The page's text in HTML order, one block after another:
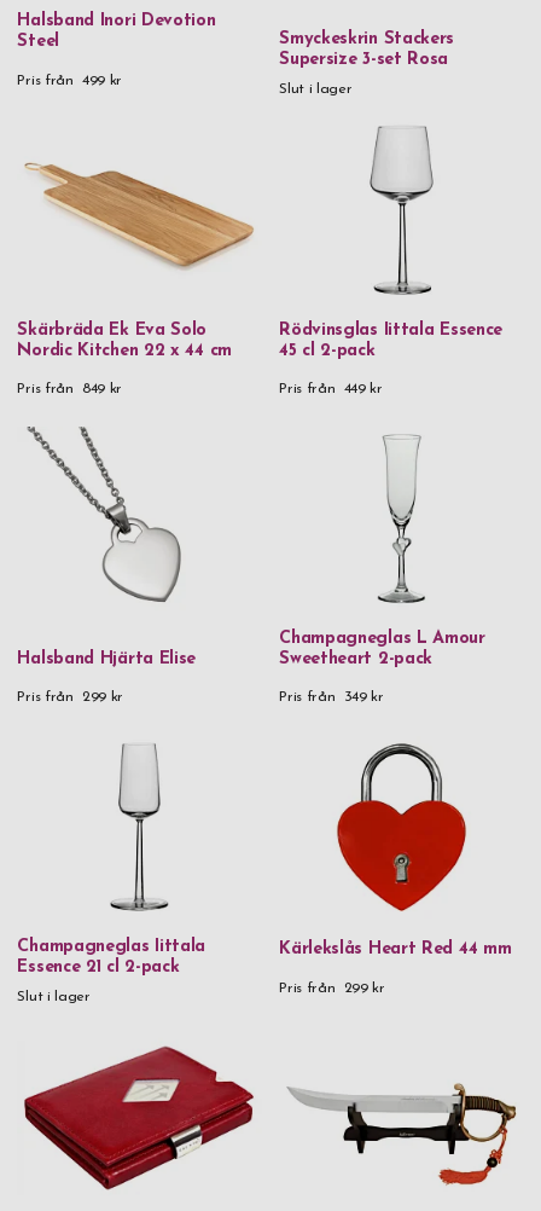
Halsband Inori Devotion
Steel
Pris från 499 kr
Smyckeskrin Stackers
Supersize 3-set Rosa
Slut i lager
Skärbräda Ek Eva Solo
Nordic Kitchen 22 x 44 cm
Pris från 849 kr
Rödvinsglas Iittala Essence
45 cl 2-pack
Pris från 449 kr
Halsband Hjärta Elise
Pris från 299 kr
Champagneglas L Amour
Sweetheart 2-pack
Pris från 349 kr
Champagneglas Iittala
Essence 21 cl 2-pack
Slut i lager
Kärlekslås Heart Red 44 mm
Pris från 299 kr